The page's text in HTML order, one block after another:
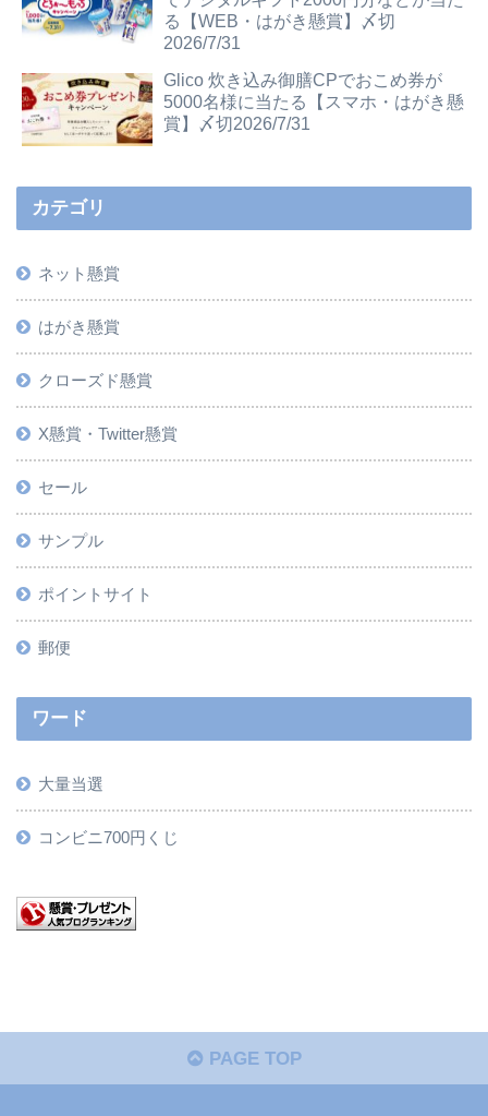
る【WEB・はがき懸賞】〆切
2026/7/31
Glico 炊き込み御膳CPでおこめ券が
5000名様に当たる【スマホ・はがき懸
賞】〆切2026/7/31
カテゴリ
ネット懸賞
はがき懸賞
クローズド懸賞
X懸賞・Twitter懸賞
セール
サンプル
ポイントサイト
郵便
ワード
大量当選
コンビニ700円くじ
PAGE TOP